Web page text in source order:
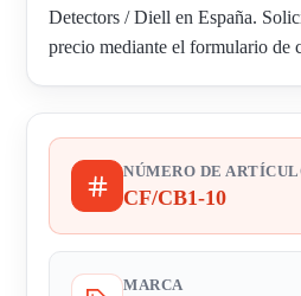
Detectors / Diell en España.
precio mediante el formulario de
NÚMERO DE
CF/CB1-10
MARCA